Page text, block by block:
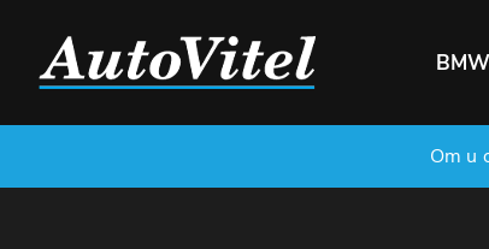
Om u